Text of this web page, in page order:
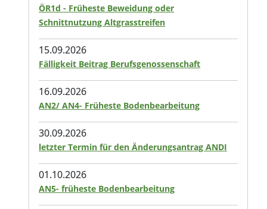
ÖR1d - Früheste Beweidung oder
Schnittnutzung Altgrasstreifen
15.09.2026
Fälligkeit Beitrag Berufsgenossenschaft
16.09.2026
AN2/ AN4- Früheste Bodenbearbeitung
30.09.2026
letzter Termin für den Änderungsantrag ANDI
01.10.2026
AN5- früheste Bodenbearbeitung